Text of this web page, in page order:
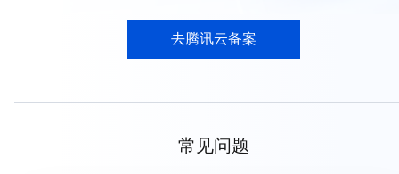
去腾讯云备案
常见问题